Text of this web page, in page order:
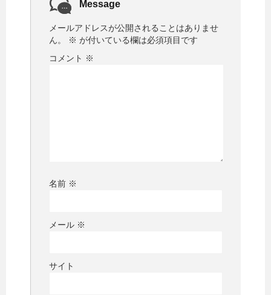
Message
メールアドレスが公開されることはありませ
ん。
※ が付いている欄は必須項目です
コメント ※
名前 ※
メール ※
サイト